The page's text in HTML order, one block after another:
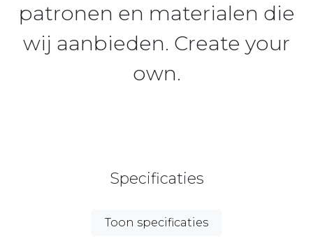
patronen en materialen die
wij aanbieden. Create your
own.
Specificaties
Toon specificaties